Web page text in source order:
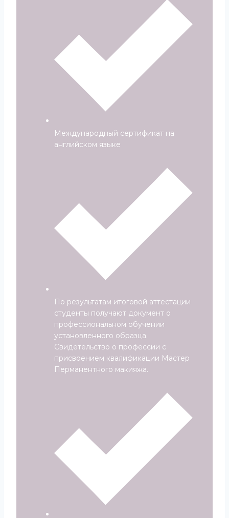
Международный сертификат на
английском языке
По результатам итоговой аттестации
студенты получают документ о
профессиональном обучении
установленного образца.
Свидетельство о профессии с
присвоением квалификации Мастер
Перманентного макияжа.